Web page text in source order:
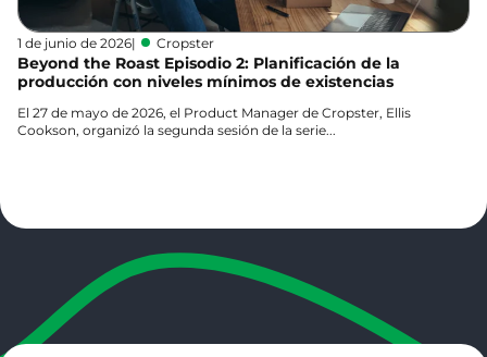
1 de junio de 2026| Cropster
Beyond the Roast Episodio 2: Planificación de la
producción con niveles mínimos de existencias
El 27 de mayo de 2026, el Product Manager de Cropster, Ellis
Cookson, organizó la segunda sesión de la serie...